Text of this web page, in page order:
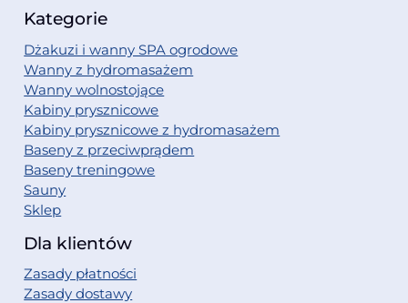
Kategorie
Dżakuzi i wanny SPA ogrodowe
Wanny z hydromasażem
Wanny wolnostojące
Kabiny prysznicowe
Kabiny prysznicowe z hydromasażem
Baseny z przeciwprądem
Baseny treningowe
Sauny
Sklep
Dla klientów
Zasady płatności
Zasady dostawy